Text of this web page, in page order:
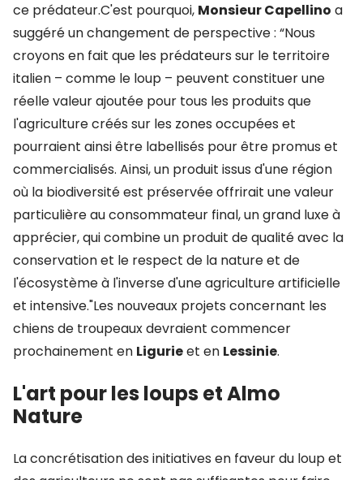
ce prédateur.C'est pourquoi, Monsieur Capellino a
suggéré un changement de perspective : “Nous
croyons en fait que les prédateurs sur le territoire
italien – comme le loup – peuvent constituer une
réelle valeur ajoutée pour tous les produits que
l'agriculture créés sur les zones occupées et
pourraient ainsi être labellisés pour être promus et
commercialisés. Ainsi, un produit issus d'une région
où la biodiversité est préservée offrirait une valeur
particulière au consommateur final, un grand luxe à
apprécier, qui combine un produit de qualité avec la
conservation et le respect de la nature et de
l'écosystème à l'inverse d'une agriculture artificielle
et intensive."Les nouveaux projets concernant les
chiens de troupeaux devraient commencer
prochainement en Ligurieet en Lessinie.
L'art pour les loups et Almo
Nature
La concrétisation des initiatives en faveur du loup et